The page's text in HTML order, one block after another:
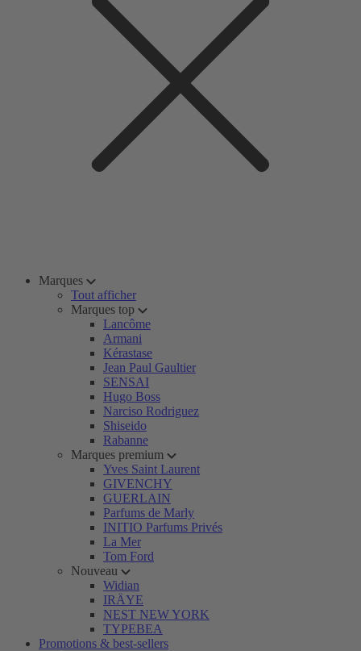
Marques
Tout afficher
Marques top
Lancôme
Armani
Kérastase
Jean Paul Gaultier
SENSAI
Hugo Boss
Narciso Rodriguez
Shiseido
Rabanne
Marques premium
Yves Saint Laurent
GIVENCHY
GUERLAIN
Parfums de Marly
INITIO Parfums Privés
La Mer
Tom Ford
Nouveau
Widian
IRÄYE
NEST NEW YORK
TYPEBEA
Promotions & best-sellers